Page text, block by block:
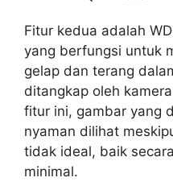
Fitur kedua adalah
yang berfungsi untuk
gelap dan terang
ditangkap oleh
fitur ini, gambar yang
nyaman dilihat
tidak ideal, baik
minimal.